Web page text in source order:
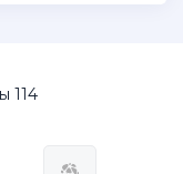
114